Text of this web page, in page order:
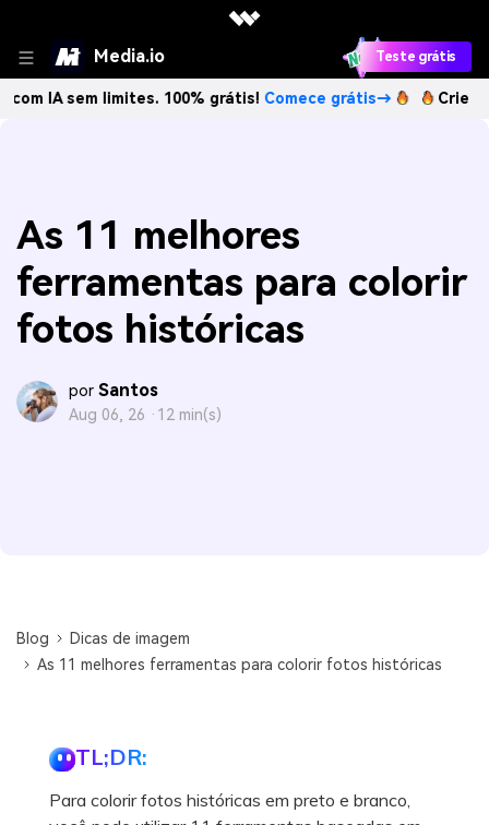
Media.io Teste grátis
limites. 100% grátis!Comece grátis→ Crie imagens
As 11 melhores
ferramentas para colorir
fotos históricas
por Santos
Aug 06, 26 · 12 min(s)
Blog
Dicas de imagem
As 11 melhores ferramentas para colorir fotos históricas
TL;DR:
Para colorir fotos históricas em preto e branco,